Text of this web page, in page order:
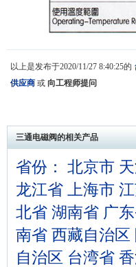
以上是发布于2020/11/27 8:40:25的
供应商 或 向工程师提问
三通电磁阀的相关产品
省份： 北京市
龙江省 上海市
北省 湖南省 广
南省 西藏自治区
自治区 台湾省